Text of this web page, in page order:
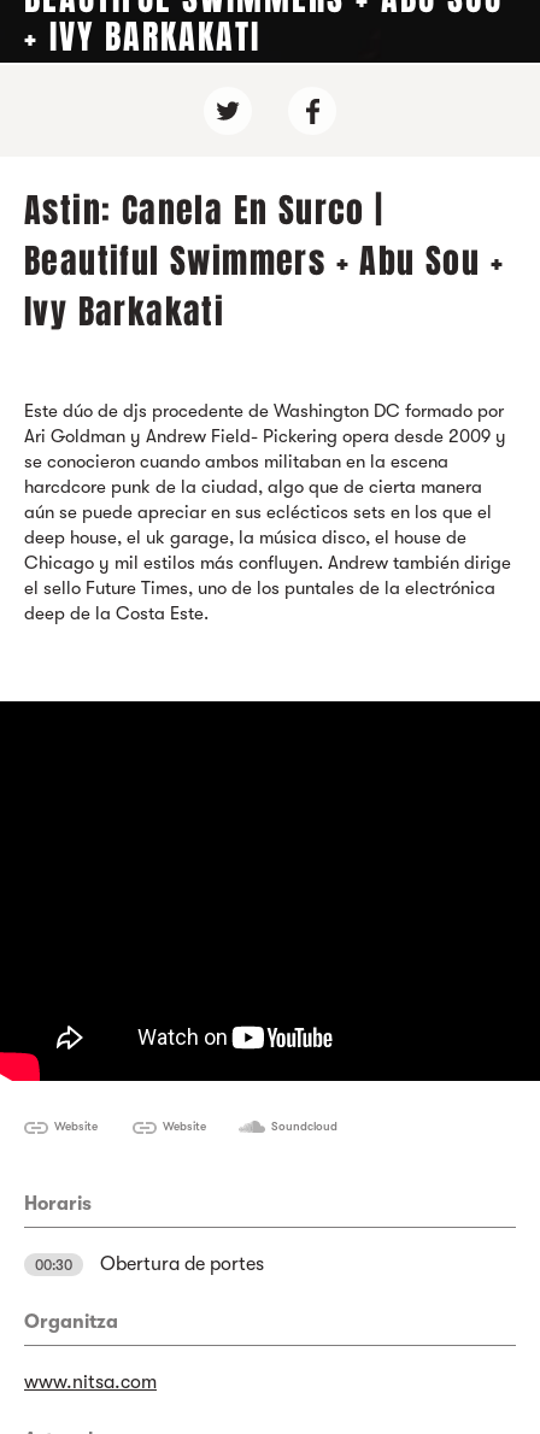
+ IVY BARKAKATI
Astin: Canela En Surco |
Beautiful Swimmers + Abu Sou +
Ivy Barkakati
Este dúo de djs procedente de Washington DC formado por
Ari Goldman y Andrew Field- Pickering opera desde 2009 y
se conocieron cuando ambos militaban en la escena
harcdcore punk de la ciudad, algo que de cierta manera
aún se puede apreciar en sus eclécticos sets en los que el
deep house, el uk garage, la música disco, el house de
Chicago y mil estilos más confluyen. Andrew también dirige
el sello Future Times, uno de los puntales de la electrónica
deep de la Costa Este.
Website Website Soundcloud
Horaris
00:30 Obertura de portes
Organitza
www.nitsa.com